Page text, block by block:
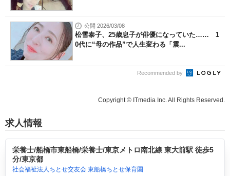
公開 2026/03/08
松雪泰子、25歳息子が俳優になっていた…… 1
0代に“母の作品”で人生変わる「震...
Recommended by
Copyright © ITmedia Inc. All Rights Reserved.
求人情報
栄養士/船橋市東船橋/栄養士/東京メトロ南北線 東大前駅 徒歩5
分/東京都
社会福祉法人ちとせ交友会 東船橋ちとせ保育園